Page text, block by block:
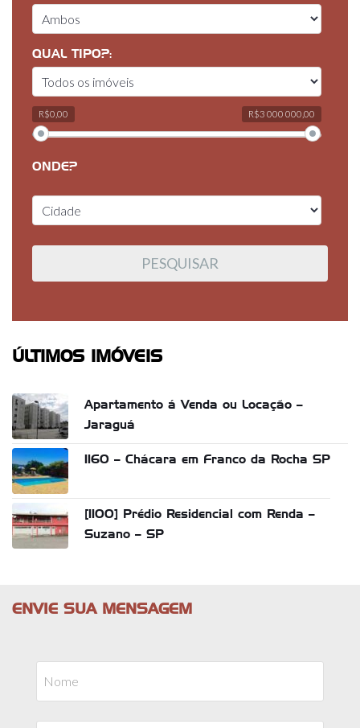
QUAL TIPO?:
R$0,00 R$3 000 000,00
ONDE?
ÚLTIMOS IMÓVEIS
Apartamento á Venda ou Locação –
Jaraguá
1160 – Chácara em Franco da Rocha SP
[1100] Prédio Residencial com Renda –
Suzano – SP
ENVIE SUA MENSAGEM